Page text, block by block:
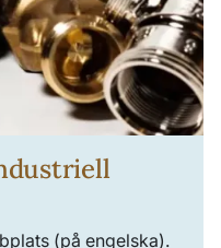
(på engelska).